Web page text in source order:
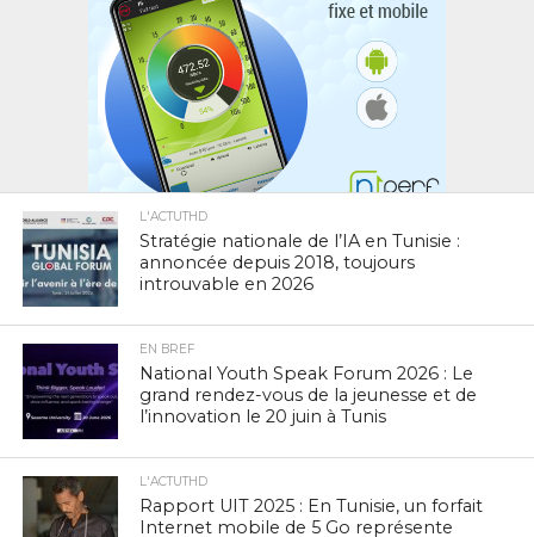
L'ACTUTHD
Stratégie nationale de l’IA en Tunisie :
annoncée depuis 2018, toujours
introuvable en 2026
EN BREF
National Youth Speak Forum 2026 : Le
grand rendez-vous de la jeunesse et de
l’innovation le 20 juin à Tunis
L'ACTUTHD
Rapport UIT 2025 : En Tunisie, un forfait
Internet mobile de 5 Go représente